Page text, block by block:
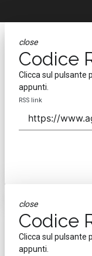
close
Codice
Clicca sul pulsante
appunti.
RSS link
close
Codice
Clicca sul pulsante
appunti.